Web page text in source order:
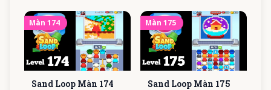
Màn 174
Sand Loop Màn 174
Màn 175
Sand Loop Màn 175